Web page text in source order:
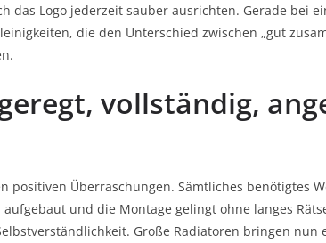
das Logo jederzeit sauber ausrichten. Gerade bei
die den Unterschied zwischen „gut
vollständig,
positiven Überraschungen. Sämtliches benötigtes
und die Montage gelingt ohne langes
Große Radiatoren bringen nun